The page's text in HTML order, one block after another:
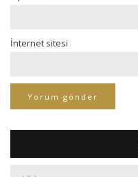
İnternet sitesi